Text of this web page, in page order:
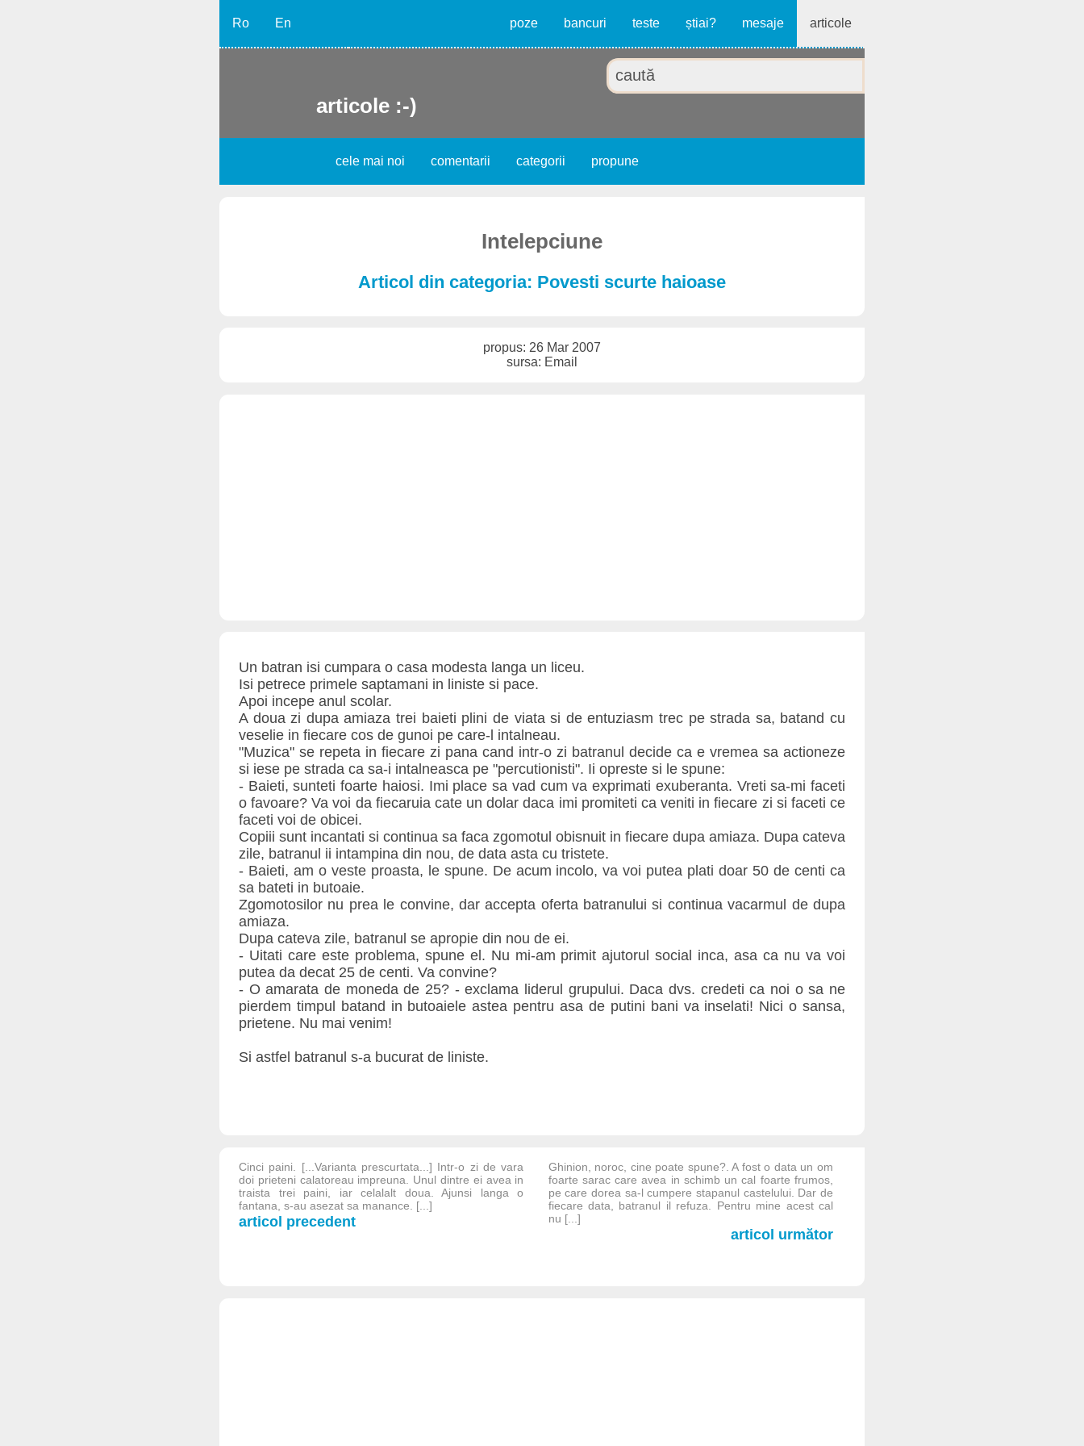
Ro En poze bancuri teste știai? mesaje articole
articole :-)
cele mai noi comentarii categorii propune
Intelepciune
Articol din categoria: Povesti scurte haioase
propus: 26 Mar 2007
sursa: Email
Un batran isi cumpara o casa modesta langa un liceu.
Isi petrece primele saptamani in liniste si pace.
Apoi incepe anul scolar.
A doua zi dupa amiaza trei baieti plini de viata si de entuziasm trec pe strada sa, batand cu
veselie in fiecare cos de gunoi pe care-l intalneau.
"Muzica" se repeta in fiecare zi pana cand intr-o zi batranul decide ca e vremea sa actioneze
si iese pe strada ca sa-i intalneasca pe "percutionisti". Ii opreste si le spune:
- Baieti, sunteti foarte haiosi. Imi place sa vad cum va exprimati exuberanta. Vreti sa-mi faceti
o favoare? Va voi da fiecaruia cate un dolar daca imi promiteti ca veniti in fiecare zi si faceti ce
faceti voi de obicei.
Copiii sunt incantati si continua sa faca zgomotul obisnuit in fiecare dupa amiaza. Dupa cateva
zile, batranul ii intampina din nou, de data asta cu tristete.
- Baieti, am o veste proasta, le spune. De acum incolo, va voi putea plati doar 50 de centi ca
sa bateti in butoaie.
Zgomotosilor nu prea le convine, dar accepta oferta batranului si continua vacarmul de dupa
amiaza.
Dupa cateva zile, batranul se apropie din nou de ei.
- Uitati care este problema, spune el. Nu mi-am primit ajutorul social inca, asa ca nu va voi
putea da decat 25 de centi. Va convine?
- O amarata de moneda de 25? - exclama liderul grupului. Daca dvs. credeti ca noi o sa ne
pierdem timpul batand in butoaiele astea pentru asa de putini bani va inselati! Nici o sansa,
prietene. Nu mai venim!
Si astfel batranul s-a bucurat de liniste.
Cinci paini. [...Varianta prescurtata...] Intr-o zi de vara
doi prieteni calatoreau impreuna. Unul dintre ei avea in
traista trei paini, iar celalalt doua. Ajunsi langa o
fantana, s-au asezat sa manance. [...]
articol precedent
Ghinion, noroc, cine poate spune?. A fost o data un om
foarte sarac care avea in schimb un cal foarte frumos,
pe care dorea sa-l cumpere stapanul castelului. Dar de
fiecare data, batranul il refuza. Pentru mine acest cal
nu [...]
articol următor